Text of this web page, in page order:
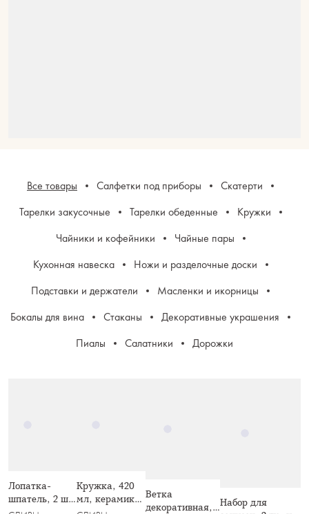
Все товары Салфетки под приборы
Скатерти
Тарелки закусочные
Тарелки обеденные
Кружки
Чайники и кофейники
Чайные пары
Кухонная навеска
Ножи и разделочные доски
Подставки и держатели
Масленки и икорницы
Бокалы для вина
Стаканы
Декоративные украшения
Пиалы
Салатники Дорожки
Лопатка-
шпатель, 2 шт,
Кружка, 420
мл, керамика, Ветка
декоративная,
Набор для